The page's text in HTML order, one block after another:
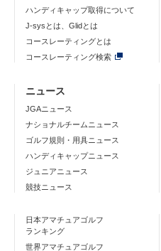
ハンディキャップ取得について
J-sysとは、Glidとは
コースレーティングとは
コースレーティング検索
ニュース
JGAニュース
ナショナルチームニュース
ゴルフ規則・用具ニュース
ハンディキャップニュース
ジュニアニュース
競技ニュース
日本アマチュアゴルフ
ランキング
世界アマチュアゴルフ